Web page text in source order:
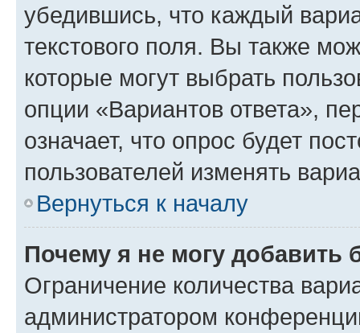
убедившись, что каждый
текстового поля. Вы также
которые могут выбрать
опции «Вариантов ответа»,
означает, что опрос будет
пользователей изменять
Вернуться к началу
Почему я не могу добавить
Ограничение количества
администратором